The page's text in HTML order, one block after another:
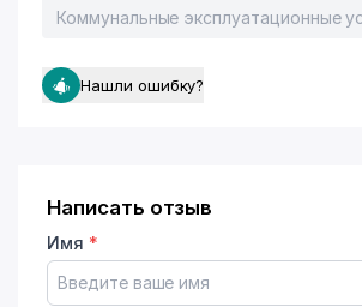
Коммунальные эксплуатационные
Нашли ошибку?
Написать отзыв
Имя *